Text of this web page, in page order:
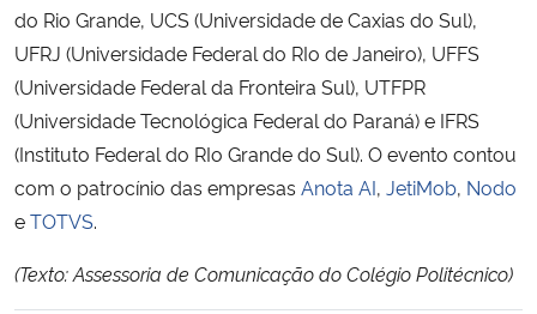
do Rio Grande, UCS (Universidade de Caxias do Sul),
UFRJ (Universidade Federal do RIo de Janeiro), UFFS
(Universidade Federal da Fronteira Sul), UTFPR
(Universidade Tecnológica Federal do Paraná) e IFRS
(Instituto Federal do RIo Grande do Sul). O evento contou
com o patrocínio das empresas Anota AI, JetiMob, Nodo
eTOTVS.
(Texto: Assessoria de Comunicação do Colégio Politécnico)